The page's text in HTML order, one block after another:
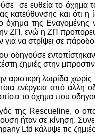
σε ευθεία το όχημα
κατεύθυνσης και ότι
όχημα της
την ΖΠ, ενώ η ΖΠ
για να στρίψει σε
οδηγούσε
ζημιές στην
αριστερή λωρίδα
ενέργεια από
το όχημα που
της Rescueline, ο
ήταν σε κίνηση.
Ltd κάλυψε τις